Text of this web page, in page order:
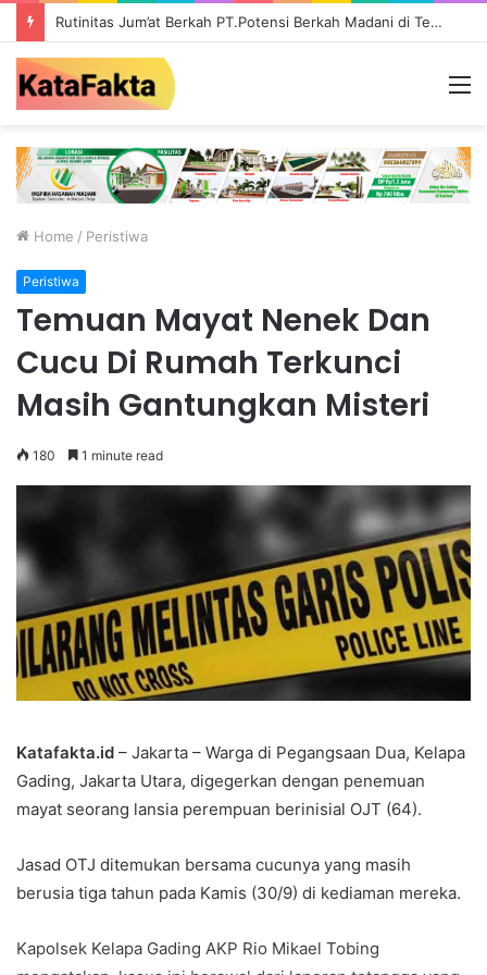
Rutinitas Jum’at Berkah PT.Potensi Berkah Madani di Tebo, Salurkan Bantuan ke Masyarakat
Home / Peristiwa
Peristiwa
Temuan Mayat Nenek Dan
Cucu Di Rumah Terkunci
Masih Gantungkan Misteri
180 1 minute read
Katafakta.id – Jakarta – Warga di Pegangsaan Dua, Kelapa
Gading, Jakarta Utara, digegerkan dengan penemuan
mayat seorang lansia perempuan berinisial OJT (64).
Jasad OTJ ditemukan bersama cucunya yang masih
berusia tiga tahun pada Kamis (30/9) di kediaman mereka.
Kapolsek Kelapa Gading AKP Rio Mikael Tobing